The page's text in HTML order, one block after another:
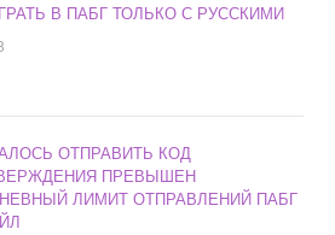
В ПАБГ ТОЛЬКО С РУССКИМИ
ОТПРАВИТЬ КОД
ПРЕВЫШЕН
ЛИМИТ ОТПРАВЛЕНИЙ ПАБГ